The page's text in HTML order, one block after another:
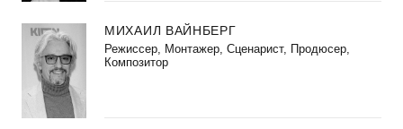
МИХАИЛ ВАЙНБЕРГ
Режиссер, Монтажер, Сценарист, Продюсер,
Композитор